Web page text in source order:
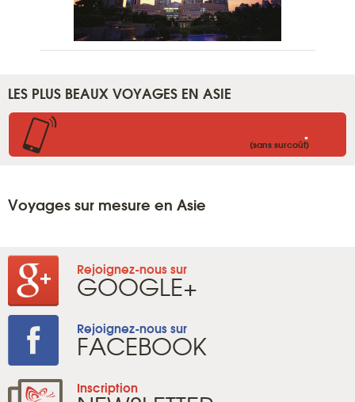
LES PLUS BEAUX VOYAGES EN ASIE
.
(sans surcoût)
Voyages sur mesure en Asie
Rejoignez-nous sur
GOOGLE+
Rejoignez-nous sur
FACEBOOK
Inscription